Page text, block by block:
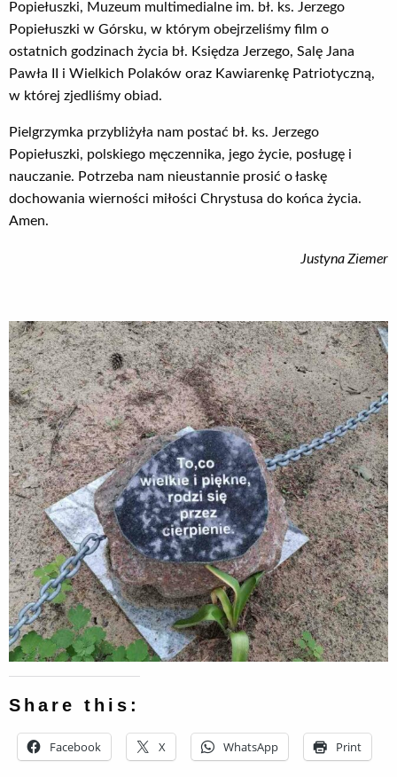
Popiełuszki, Muzeum multimedialne im. bł. ks. Jerzego
Popiełuszki w Górsku, w którym obejrzeliśmy film o
ostatnich godzinach życia bł. Księdza Jerzego, Salę Jana
Pawła II i Wielkich Polaków oraz Kawiarenkę Patriotyczną,
w której zjedliśmy obiad.
Pielgrzymka przybliżyła nam postać bł. ks. Jerzego
Popiełuszki, polskiego męczennika, jego życie, posługę i
nauczanie. Potrzeba nam nieustannie prosić o łaskę
dochowania wierności miłości Chrystusa do końca życia.
Amen.
Justyna Ziemer
Share this:
Facebook X WhatsApp Print